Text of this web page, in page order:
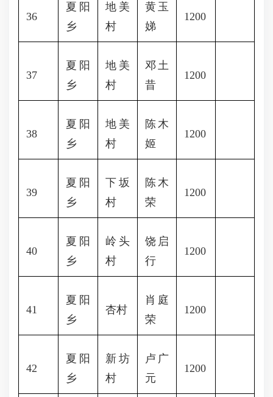
36
夏阳
乡
地美
村
黄玉
娣
1200
37
夏阳
乡
地美
村
邓土
昔
1200
38
夏阳
乡
地美
村
陈木
姬
1200
39
夏阳
乡
下坂
村
陈木
荣
1200
40
夏阳
乡
岭头
村
饶启
行
1200
41
夏阳
乡
杏村
肖庭
荣
1200
42
夏阳
乡
新坊
村
卢广
元
1200